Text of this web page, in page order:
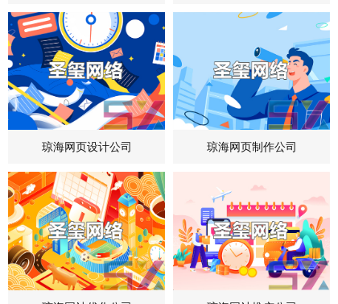
琼海网页设计公司 琼海网页制作公司